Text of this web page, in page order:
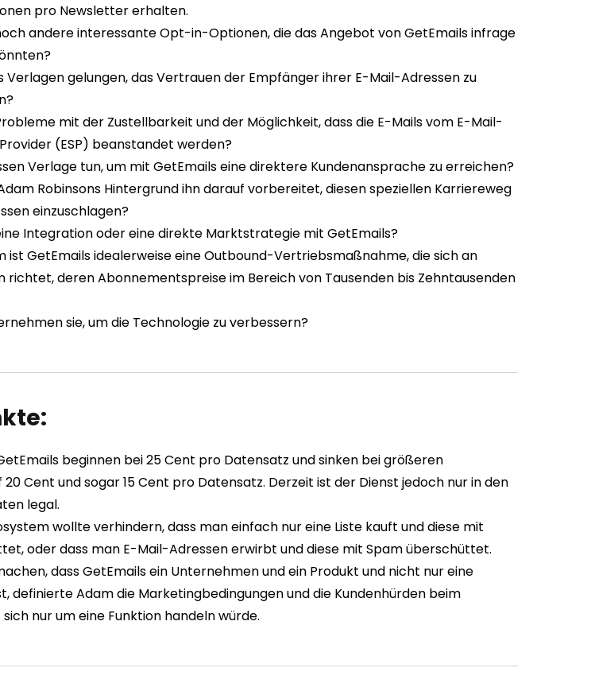
pro Newsletter erhalten.
andere interessante Opt-in-Optionen, die das Angebot von GetEmails infrage
Verlagen gelungen, das Vertrauen der Empfänger ihrer E-Mail-Adressen zu
mit der Zustellbarkeit und der Möglichkeit, dass die E-Mails vom E-Mail-
(ESP) beanstandet werden?
Verlage tun, um mit GetEmails eine direktere Kundenansprache zu erreichen?
Robinsons Hintergrund ihn darauf vorbereitet, diesen speziellen Karriereweg
einzuschlagen?
Integration oder eine direkte Marktstrategie mit GetEmails?
ist GetEmails idealerweise eine Outbound-Vertriebsmaßnahme, die sich an
richtet, deren Abonnementspreise im Bereich von Tausenden bis Zehntausenden
sie, um die Technologie zu verbessern?
beginnen bei 25 Cent pro Datensatz und sinken bei größeren
20 Cent und sogar 15 Cent pro Datensatz. Derzeit ist der Dienst jedoch nur in den
legal.
wollte verhindern, dass man einfach nur eine Liste kauft und diese mit
oder dass man E-Mail-Adressen erwirbt und diese mit Spam überschüttet.
dass GetEmails ein Unternehmen und ein Produkt und nicht nur eine
definierte Adam die Marketingbedingungen und die Kundenhürden beim
nur um eine Funktion handeln würde.